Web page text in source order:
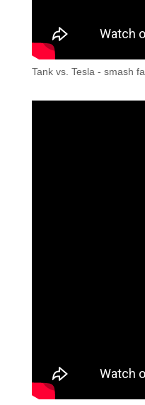
Tank vs. Tesla - smash